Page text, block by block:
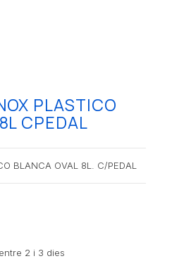
PLASTICO
CPEDAL
BLANCA OVAL 8L. C/PEDAL
2 i 3 dies